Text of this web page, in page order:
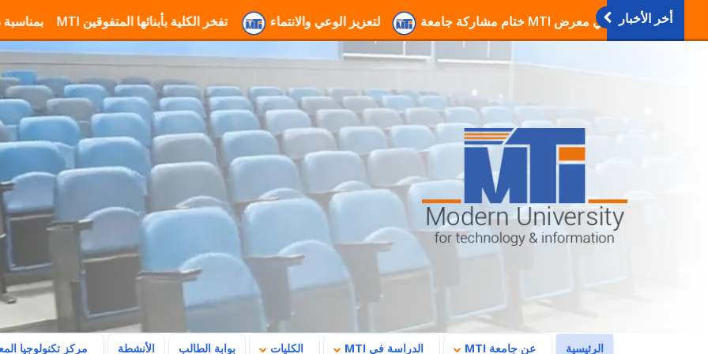
أخر الأخبار تهنئة جامعة MTI بمناسبة ذكرى ثورة 23 يوليو وتأكيد رسالتها في بناء المستقبل انطلاق فعاليات دورات التربية العسكرية والوطنية بجامعة MTI لتعزيز الوعي والانتماء تفخر الكلية بأبنائها المتفوقين
الرئيسية عن جامعة MTI الدراسة في MTI الكليات بوابة الطالب الأنشطة مركز تكنولوجيا